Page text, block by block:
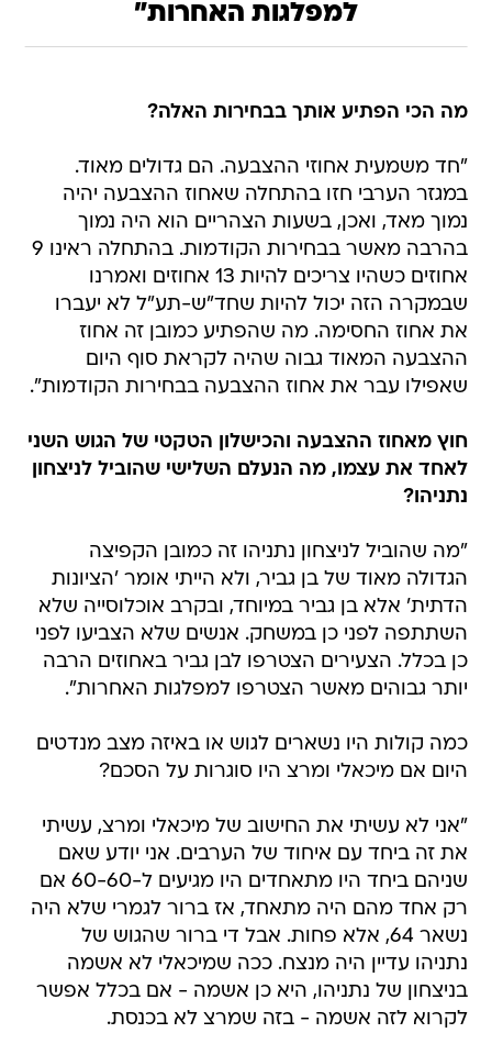
למפלגות האחרות"
מה הכי הפתיע אותך בבחירות האלה?
"חד משמעית אחוזי ההצבעה. הם גדולים מאוד.
במגזר הערבי חזו בהתחלה שאחוז ההצבעה יהיה
נמוך מאד, ואכן, בשעות הצהריים הוא היה נמוך
בהרבה מאשר בבחירות הקודמות. בהתחלה ראינו 9
אחוזים כשהיו צריכים להיות 13 אחוזים ואמרנו
שבמקרה הזה יכול להיות שחד"ש-תע"ל לא יעברו
את אחוז החסימה. מה שהפתיע כמובן זה אחוז
ההצבעה המאוד גבוה שהיה לקראת סוף היום
שאפילו עבר את אחוז ההצבעה בבחירות הקודמות".
חוץ מאחוז ההצבעה והכישלון הטקטי של הגוש השני
לאחד את עצמו, מה הנעלם השלישי שהוביל לניצחון
נתניהו?
"מה שהוביל לניצחון נתניהו זה כמובן הקפיצה
הגדולה מאוד של בן גביר, ולא הייתי אומר 'הציונות
הדתית' אלא בן גביר במיוחד, ובקרב אוכלוסייה שלא
השתתפה לפני כן במשחק. אנשים שלא הצביעו לפני
כן בכלל. הצעירים הצטרפו לבן גביר באחוזים הרבה
יותר גבוהים מאשר הצטרפו למפלגות האחרות".
כמה קולות היו נשארים לגוש או באיזה מצב מנדטים
היום אם מיכאלי ומרצ היו סוגרות על הסכם?
"אני לא עשיתי את החישוב של מיכאלי ומרצ, עשיתי
את זה ביחד עם איחוד של הערבים. אני יודע שאם
שניהם ביחד היו מתאחדים היו מגיעים ל-60-60 אם
רק אחד מהם היה מתאחד, אז ברור לגמרי שלא היה
נשאר 64, אלא פחות. אבל די ברור שהגוש של
נתניהו עדיין היה מנצח. ככה שמיכאלי לא אשמה
בניצחון של נתניהו, היא כן אשמה - אם בכלל אפשר
לקרוא לזה אשמה - בזה שמרצ לא בכנסת.